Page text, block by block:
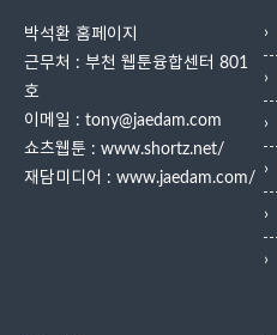
또 ‘인터넷 기반 만화창작 및 작품
퍼블리싱 사례 발표’와 ‘웹툰의 창작
과 소비활성화를 위한 정책 연구 보
고서 결과 발표 및 전략 토론’도 마
련됐다. 또 만화가 윤태호씨의 ‘이끼
의 창작과 유통 및 OSMU 사례발
표’가 진행되고, 한창완 세종대 교수
박석환 홈페이지
근무처 : 부천 웹툰융합센터 801
호
이메일 : tony@jaedam.com
쇼츠웹툰 : www.shortz.net/
재담미디어 : www.jaedam.com/